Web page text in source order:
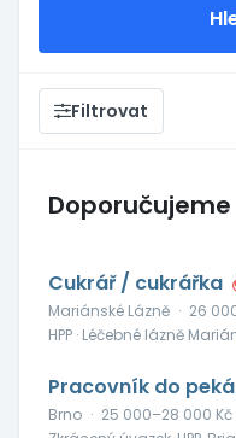
Filtrovat
Doporučujeme
Cukrář / cukrářka
Mariánské Lázně · 26
HPP · Léčebné lázně
Pracovník do
Brno · 25 000–28 000 Kč